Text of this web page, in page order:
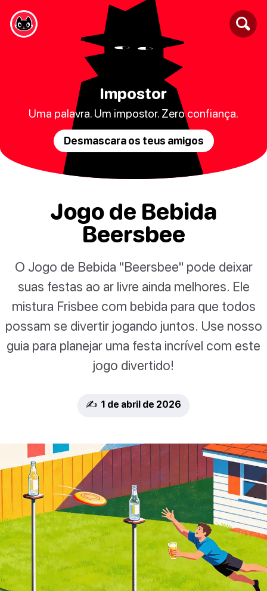
Impostor
Uma palavra. Um impostor. Zero confiança.
Desmascara os teus amigos
Jogo de Bebida
Beersbee
O Jogo de Bebida "Beersbee" pode deixar
suas festas ao ar livre ainda melhores. Ele
mistura Frisbee com bebida para que todos
possam se divertir jogando juntos. Use nosso
guia para planejar uma festa incrível com este
jogo divertido!
✍️ 1 de abril de 2026